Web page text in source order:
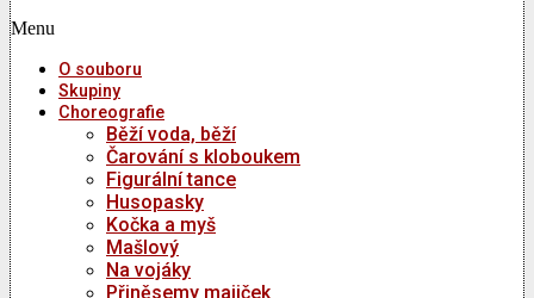
Menu
O souboru
Skupiny
Choreografie
Běží voda, běží
Čarování s kloboukem
Figurální tance
Husopasky
Kočka a myš
Mašlový
Na vojáky
Přiněsemy majiček